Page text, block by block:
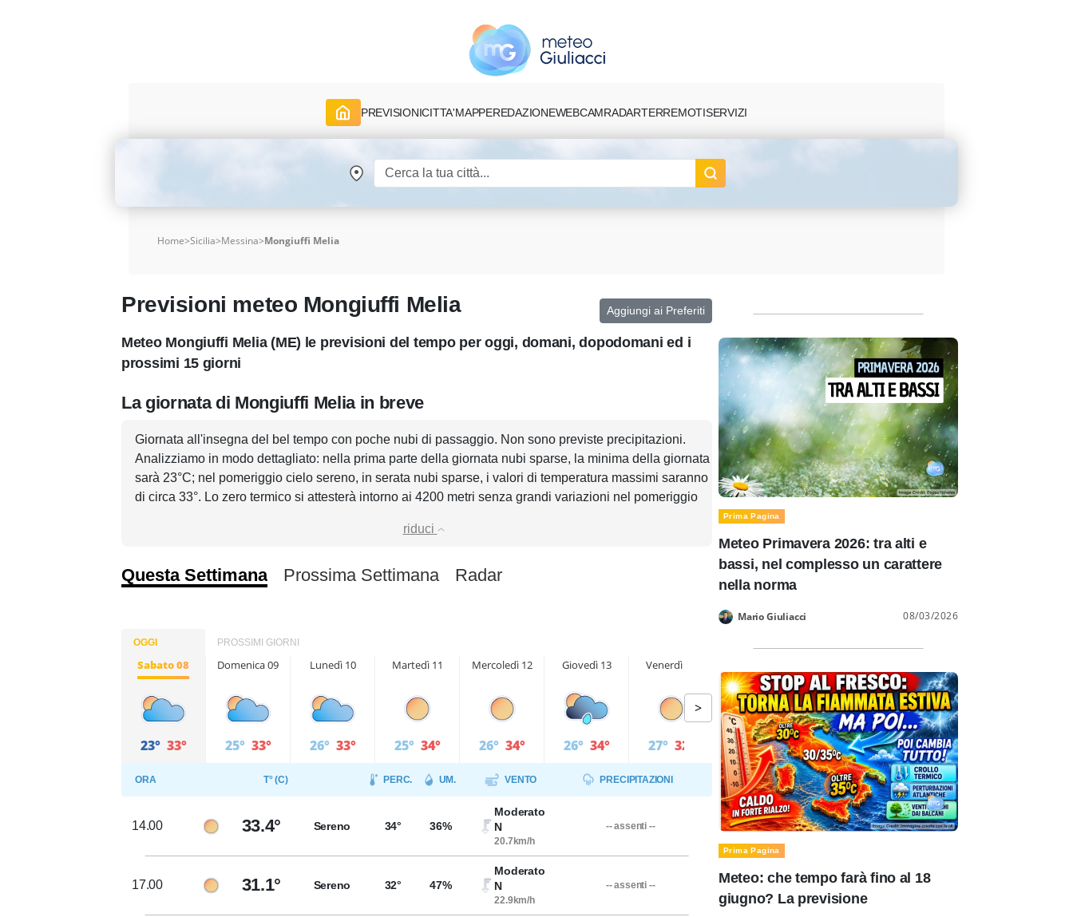
PREVISIONICITTA'MAPPEREDAZIONEWEBCAMRADARTERREMOTISERVIZI
Home>Sicilia>Messina>Mongiuffi Melia
Previsioni meteo Mongiuffi Melia Aggiungi ai Preferiti
Meteo Mongiuffi Melia (ME) le previsioni del tempo per oggi, domani, dopodomani ed i
prossimi 15 giorni
La giornata di Mongiuffi Melia in breve
Giornata all'insegna del bel tempo con poche nubi di passaggio. Non sono previste precipitazioni.
Analizziamo in modo dettagliato: nella prima parte della giornata nubi sparse, la minima della giornata
sarà 23°C; nel pomeriggio cielo sereno, in serata nubi sparse, i valori di temperatura massimi saranno
di circa 33°. Lo zero termico si attesterà intorno ai 4200 metri senza grandi variazioni nel pomeriggio
riduci
Questa Settimana Prossima Settimana Radar
OGGI PROSSIMI GIORNI
Sabato 08
23° 33°
Domenica 09
25° 33°
Lunedì 10
26° 33°
Martedì 11
25° 34°
Mercoledì 12
26° 34°
Giovedì 13
26° 34°
Venerdì 14
27° 32°
>
ORA T° (C) PERC. UM. VENTO PRECIPITAZIONI
14.00 33.4° Sereno 34° 36%
Moderato
N
20.7km/h
-- assenti --
17.00 31.1° Sereno 32° 47%
Moderato
N
22.9km/h
-- assenti --
Prima Pagina
Meteo Primavera 2026: tra alti e
bassi, nel complesso un carattere
nella norma
Mario Giuliacci 08/03/2026
Prima Pagina
Meteo: che tempo farà fino al 18
giugno? La previsione